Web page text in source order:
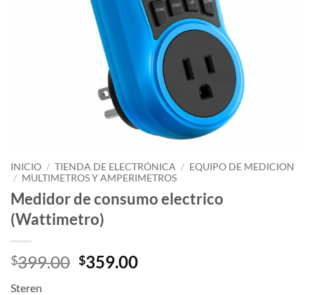
INICIO / TIENDA DE ELECTRÓNICA / EQUIPO DE MEDICION
/ MULTIMETROS Y AMPERIMETROS
Medidor de consumo electrico
(Wattimetro)
$399.00 Original
$359.00Current
Steren